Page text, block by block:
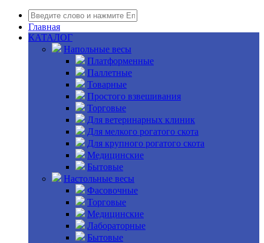
Главная
КАТАЛОГ
Напольные весы
Платформенные
Паллетные
Товарные
Простого взвешивания
Торговые
Для ветеринарных клиник
Для мелкого рогатого скота
Для крупного рогатого скота
Медицинские
Бытовые
Настольные весы
Фасовочные
Торговые
Медицинские
Лабораторные
Бытовые